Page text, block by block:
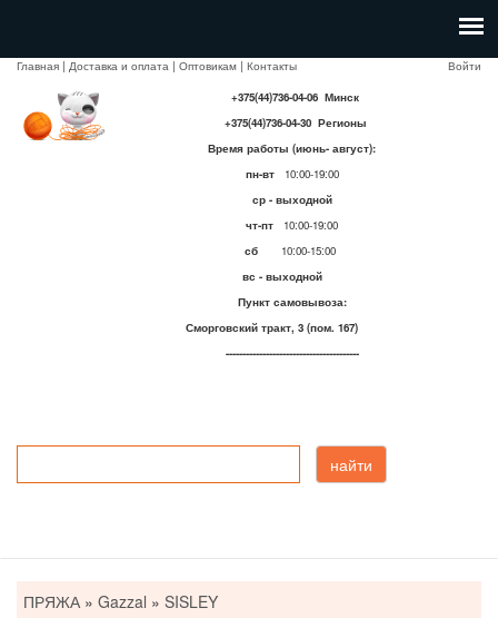
Главная | Доставка и оплата | Оптовикам | Контакты
Войти
+375(44)736-04-06 Минск
+375(44)736-04-30 Регионы
Время работы (июнь- август):
пн-вт
10:00-19:00
ср - выходной
чт-пт 10:00-19:00
сб
10:00-15:00
вс - выходной
Пункт самовывоза:
Сморговский тракт, 3 (пом. 167)
----------------------------------------
найти
здесь
ПРЯЖА » Gazzal » SISLEY